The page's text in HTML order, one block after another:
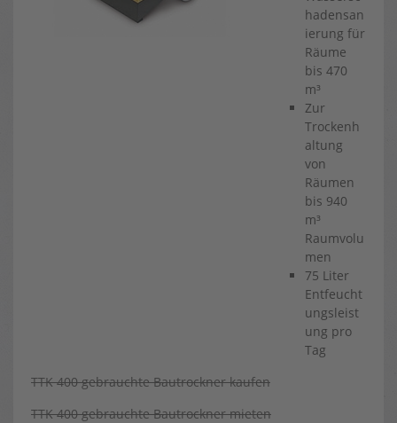
hadensan
ierung für
Räume
bis 470
m³
Zur
Trockenh
altung
von
Räumen
bis 940
m³
Raumvolu
men
75 Liter
Entfeucht
ungsleist
ung pro
Tag
TTK 400 gebrauchte Bautrockner kaufen
TTK 400 gebrauchte Bautrockner mieten